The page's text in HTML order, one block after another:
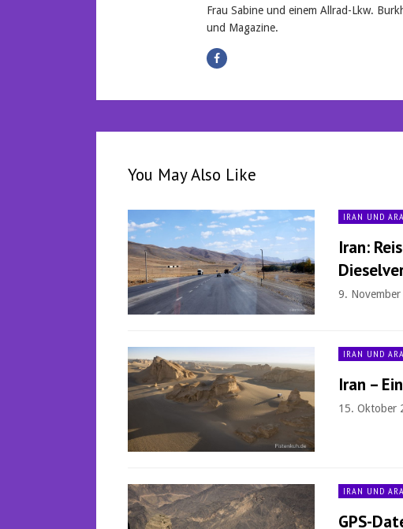
Frau Sabine und einem Allrad-Lkw.
und Magazine.
You May Also Like
IRAN UND
Iran:
9.
IRAN UND
Iran –
15. Oktober
IRAN UND
GPS-